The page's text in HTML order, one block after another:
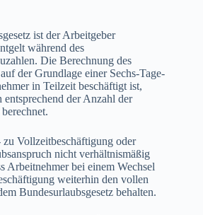
ist der Arbeitgeber
während des
Die Berechnung des
der Grundlage einer Sechs-Tage-
in Teilzeit beschäftigt ist,
der Anzahl der
Vollzeitbeschäftigung oder
nicht verhältnismäßig
Arbeitnehmer bei einem Wechsel
weiterhin den vollen
Bundesurlaubsgesetz behalten.